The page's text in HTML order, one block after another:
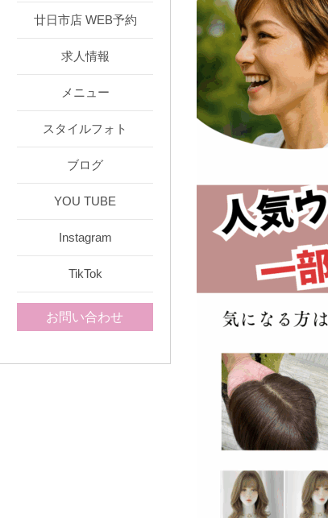
廿日市店 WEB予約
求人情報
メニュー
スタイルフォト
ブログ
YOU TUBE
Instagram
TikTok
お問い合わせ